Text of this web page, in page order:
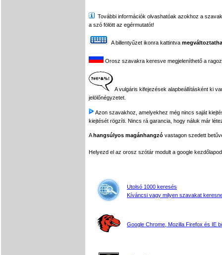
További információk olvashatóak azokhoz a
a szó fölött az egérmutatót!
A billentyűzet ikonra kattintva
Orosz szavakra keresve megjeleníthető a
A vulgáris kifejezések alapbeállításként ki
jelölőnégyzetet.
Azon szavakhoz, amelyekhez még nincs saját
kiejtését rögzíti. Nincs rá garancia, hogy náluk már
Ahangsúlyos magánhangzó vastagon szedett
Helyezd el az orosz szótár modult a google
Utolsó 1000 keresés
Kíváncsi vagy milyen szavakat
Google Chrome, Mozilla Firefox és IE